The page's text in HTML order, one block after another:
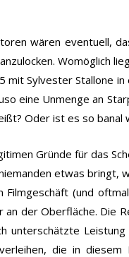
wären eventuell,
Womöglich
mit Sylvester Stallone
eine Unmenge an
Oder ist es so
Gründe für das
etwas bringt,
(und
an der Oberfläche. Die
unterschätzte
die in diesem